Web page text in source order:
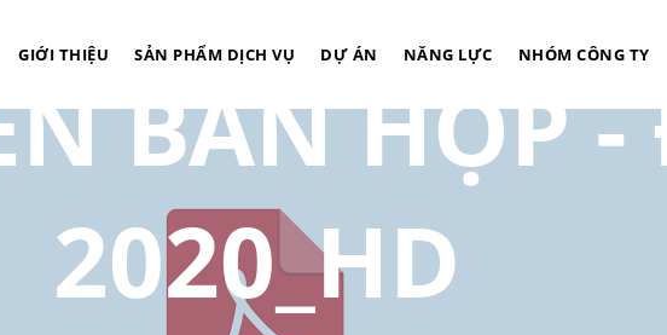
GIỚI THIỆU SẢN PHẨM DỊCH VỤ DỰ ÁN NĂNG LỰC NHÓM CÔNG TY
BẢN HỌP
2020_HD